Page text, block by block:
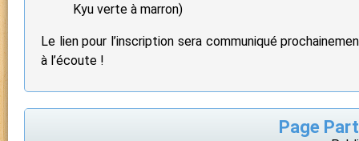
Kyu verte à marron)
Le lien pour l’inscription sera communiqué
à l’écoute !
Page